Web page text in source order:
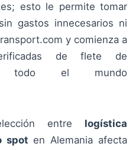
esto le permite tomar
gastos innecesarios ni
y comienza a
de flete de
todo el mundo
entre logística
spot en Alemania afecta